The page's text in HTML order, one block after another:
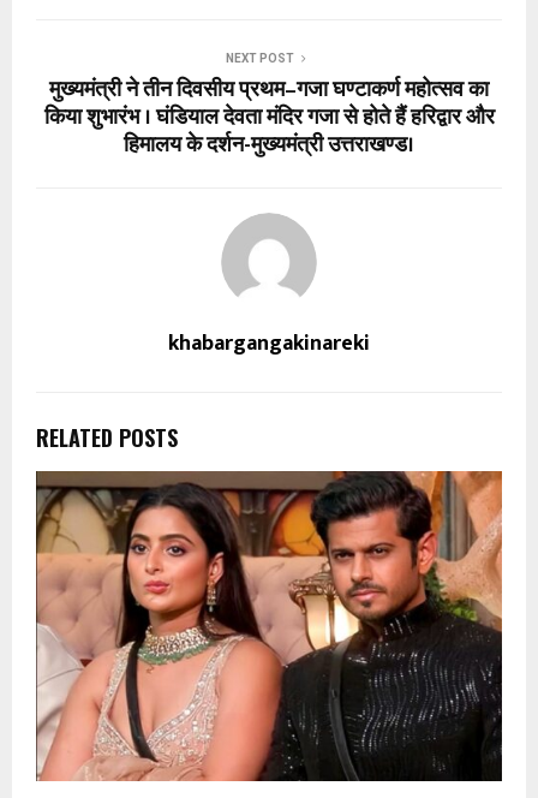
NEXT POST
मुख्यमंत्री ने तीन दिवसीय प्रथम–गजा घण्टाकर्ण महोत्सव का
किया शुभारंभ । घंडियाल देवता मंदिर गजा से होते हैं हरिद्वार और
हिमालय के दर्शन-मुख्यमंत्री उत्तराखण्ड।
khabargangakinareki
RELATED POSTS